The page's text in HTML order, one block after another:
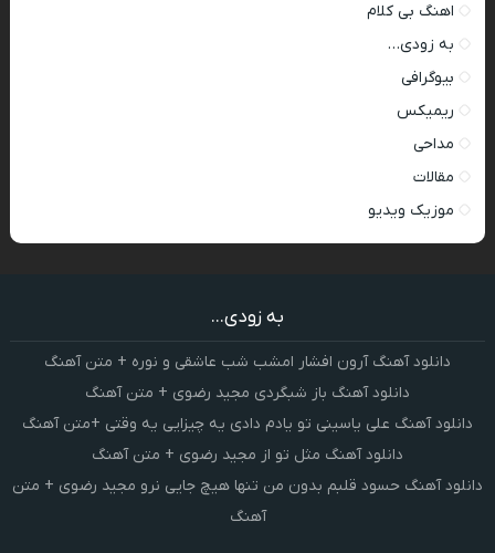
اهنگ بی کلام
به زودی…
بیوگرافی
ریمیکس
مداحی
مقالات
موزیک ویدیو
به زودی...
دانلود آهنگ آرون افشار امشب شب عاشقی و نوره + متن آهنگ
دانلود آهنگ باز شبگردی مجید رضوی + متن آهنگ
دانلود آهنگ علی یاسینی تو یادم دادی یه چیزایی یه وقتی +متن آهنگ
دانلود آهنگ مثل تو از مجید رضوی + متن آهنگ
دانلود آهنگ حسود قلبم بدون من تنها هیچ جایی نرو مجید رضوی + متن
آهنگ